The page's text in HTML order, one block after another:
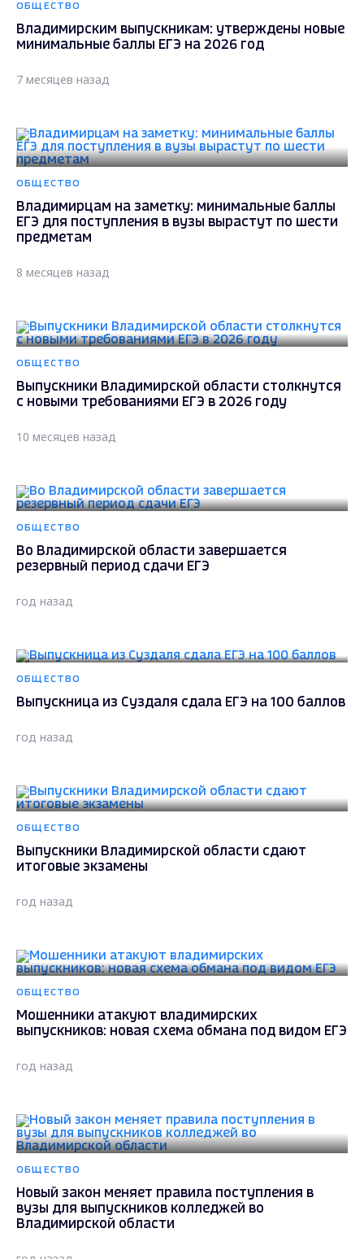
ОБЩЕСТВО
Владимирским выпускникам: утверждены новые
минимальные баллы ЕГЭ на 2026 год
7 месяцев назад
ОБЩЕСТВО
Владимирцам на заметку: минимальные баллы
ЕГЭ для поступления в вузы вырастут по шести
предметам
8 месяцев назад
ОБЩЕСТВО
Выпускники Владимирской области столкнутся
с новыми требованиями ЕГЭ в 2026 году
10 месяцев назад
ОБЩЕСТВО
Во Владимирской области завершается
резервный период сдачи ЕГЭ
год назад
ОБЩЕСТВО
Выпускница из Суздаля сдала ЕГЭ на 100 баллов
год назад
ОБЩЕСТВО
Выпускники Владимирской области сдают
итоговые экзамены
год назад
ОБЩЕСТВО
Мошенники атакуют владимирских
выпускников: новая схема обмана под видом ЕГЭ
год назад
ОБЩЕСТВО
Новый закон меняет правила поступления в
вузы для выпускников колледжей во
Владимирской области